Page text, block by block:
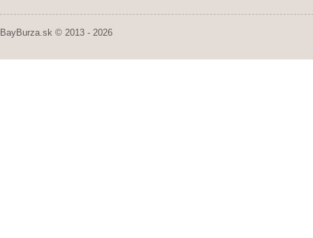
BayBurza.sk © 2013 - 2026